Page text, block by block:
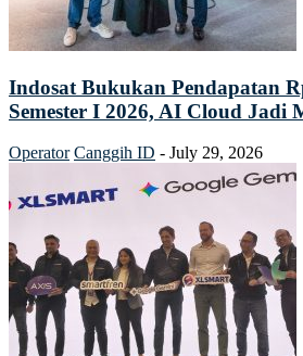
Indosat Bukukan Pendapatan
Semester I 2026, AI Cloud Jadi
Operator Canggih ID - July 29, 2026